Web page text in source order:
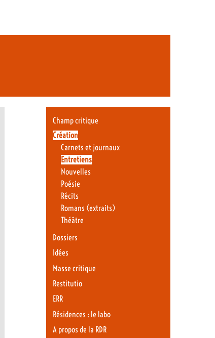
Champ critique
Création
Carnets et journaux
Entretiens
Nouvelles
Poésie
Récits
Romans (extraits)
Théâtre
Dossiers
Idées
Masse critique
Restitutio
ERR
Résidences : le labo
A propos de la RDR